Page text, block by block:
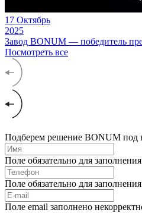
17 Октябрь
2025
Завод BONUM — победитель
Посмотреть все
Подберем решение BONUM под
Поле обязательно для заполнения
Поле обязательно для заполнения
Поле email заполнено